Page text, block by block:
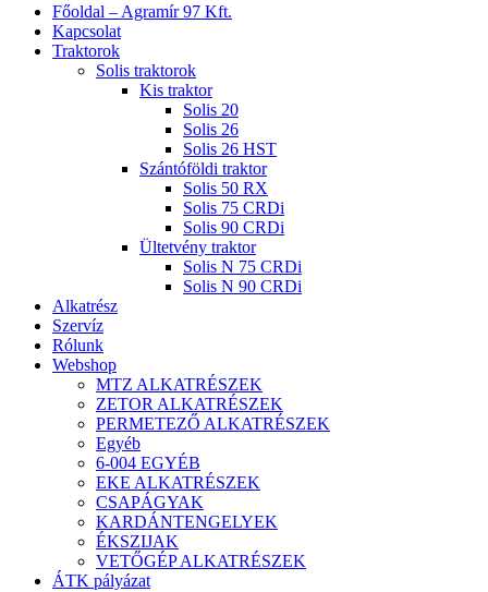
Close
Menu
Főoldal – Agramír 97 Kft.
Kapcsolat
Traktorok
Solis traktorok
Kis traktor
Solis 20
Solis 26
Solis 26 HST
Szántóföldi traktor
Solis 50 RX
Solis 75 CRDi
Solis 90 CRDi
Ültetvény traktor
Solis N 75 CRDi
Solis N 90 CRDi
Alkatrész
Szervíz
Rólunk
Webshop
MTZ ALKATRÉSZEK
ZETOR ALKATRÉSZEK
PERMETEZŐ ALKATRÉSZEK
Egyéb
6-004 EGYÉB
EKE ALKATRÉSZEK
CSAPÁGYAK
KARDÁNTENGELYEK
ÉKSZIJAK
VETŐGÉP ALKATRÉSZEK
ÁTK pályázat